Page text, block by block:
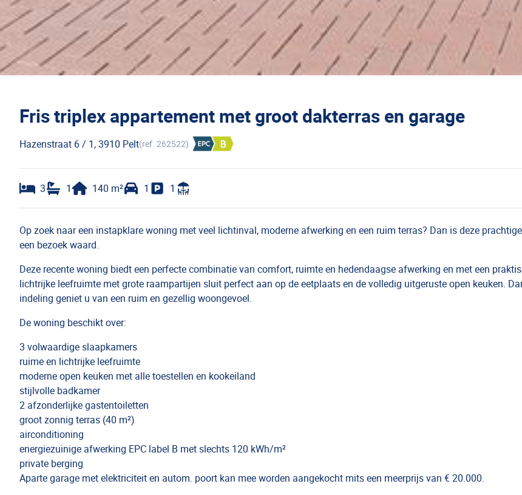
Fris triplex appartement met groot dakterras en garage
Hazenstraat 6 / 1, 3910 Pelt(ref. 262522)
3 1 140 m² 1 1
Op zoek naar een instapklare woning met veel lichtinval, moderne afwerking en een ruim terras? Dan is deze
een bezoek waard.
Deze recente woning biedt een perfecte combinatie van comfort, ruimte en hedendaagse afwerking en met een
lichtrijke leefruimte met grote raampartijen sluit perfect aan op de eetplaats en de volledig uitgeruste open keuken.
indeling geniet u van een ruim en gezellig woongevoel.
De woning beschikt over:
3 volwaardige slaapkamers
ruime en lichtrijke leefruimte
moderne open keuken met alle toestellen en kookeiland
stijlvolle badkamer
2 afzonderlijke gastentoiletten
groot zonnig terras (40 m²)
airconditioning
energiezuinige afwerking EPC label B met slechts 120 kWh/m²
private berging
Aparte garage met elektriciteit en autom. poort kan mee worden aangekocht mits een meerprijs van € 20.000.